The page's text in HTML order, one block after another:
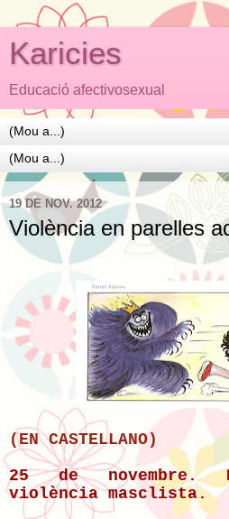
Karicies
Educació afectivosexual
19 DE NOV. 2012
Violència en parelles
(EN CASTELLANO)
25 de
violència masclista.